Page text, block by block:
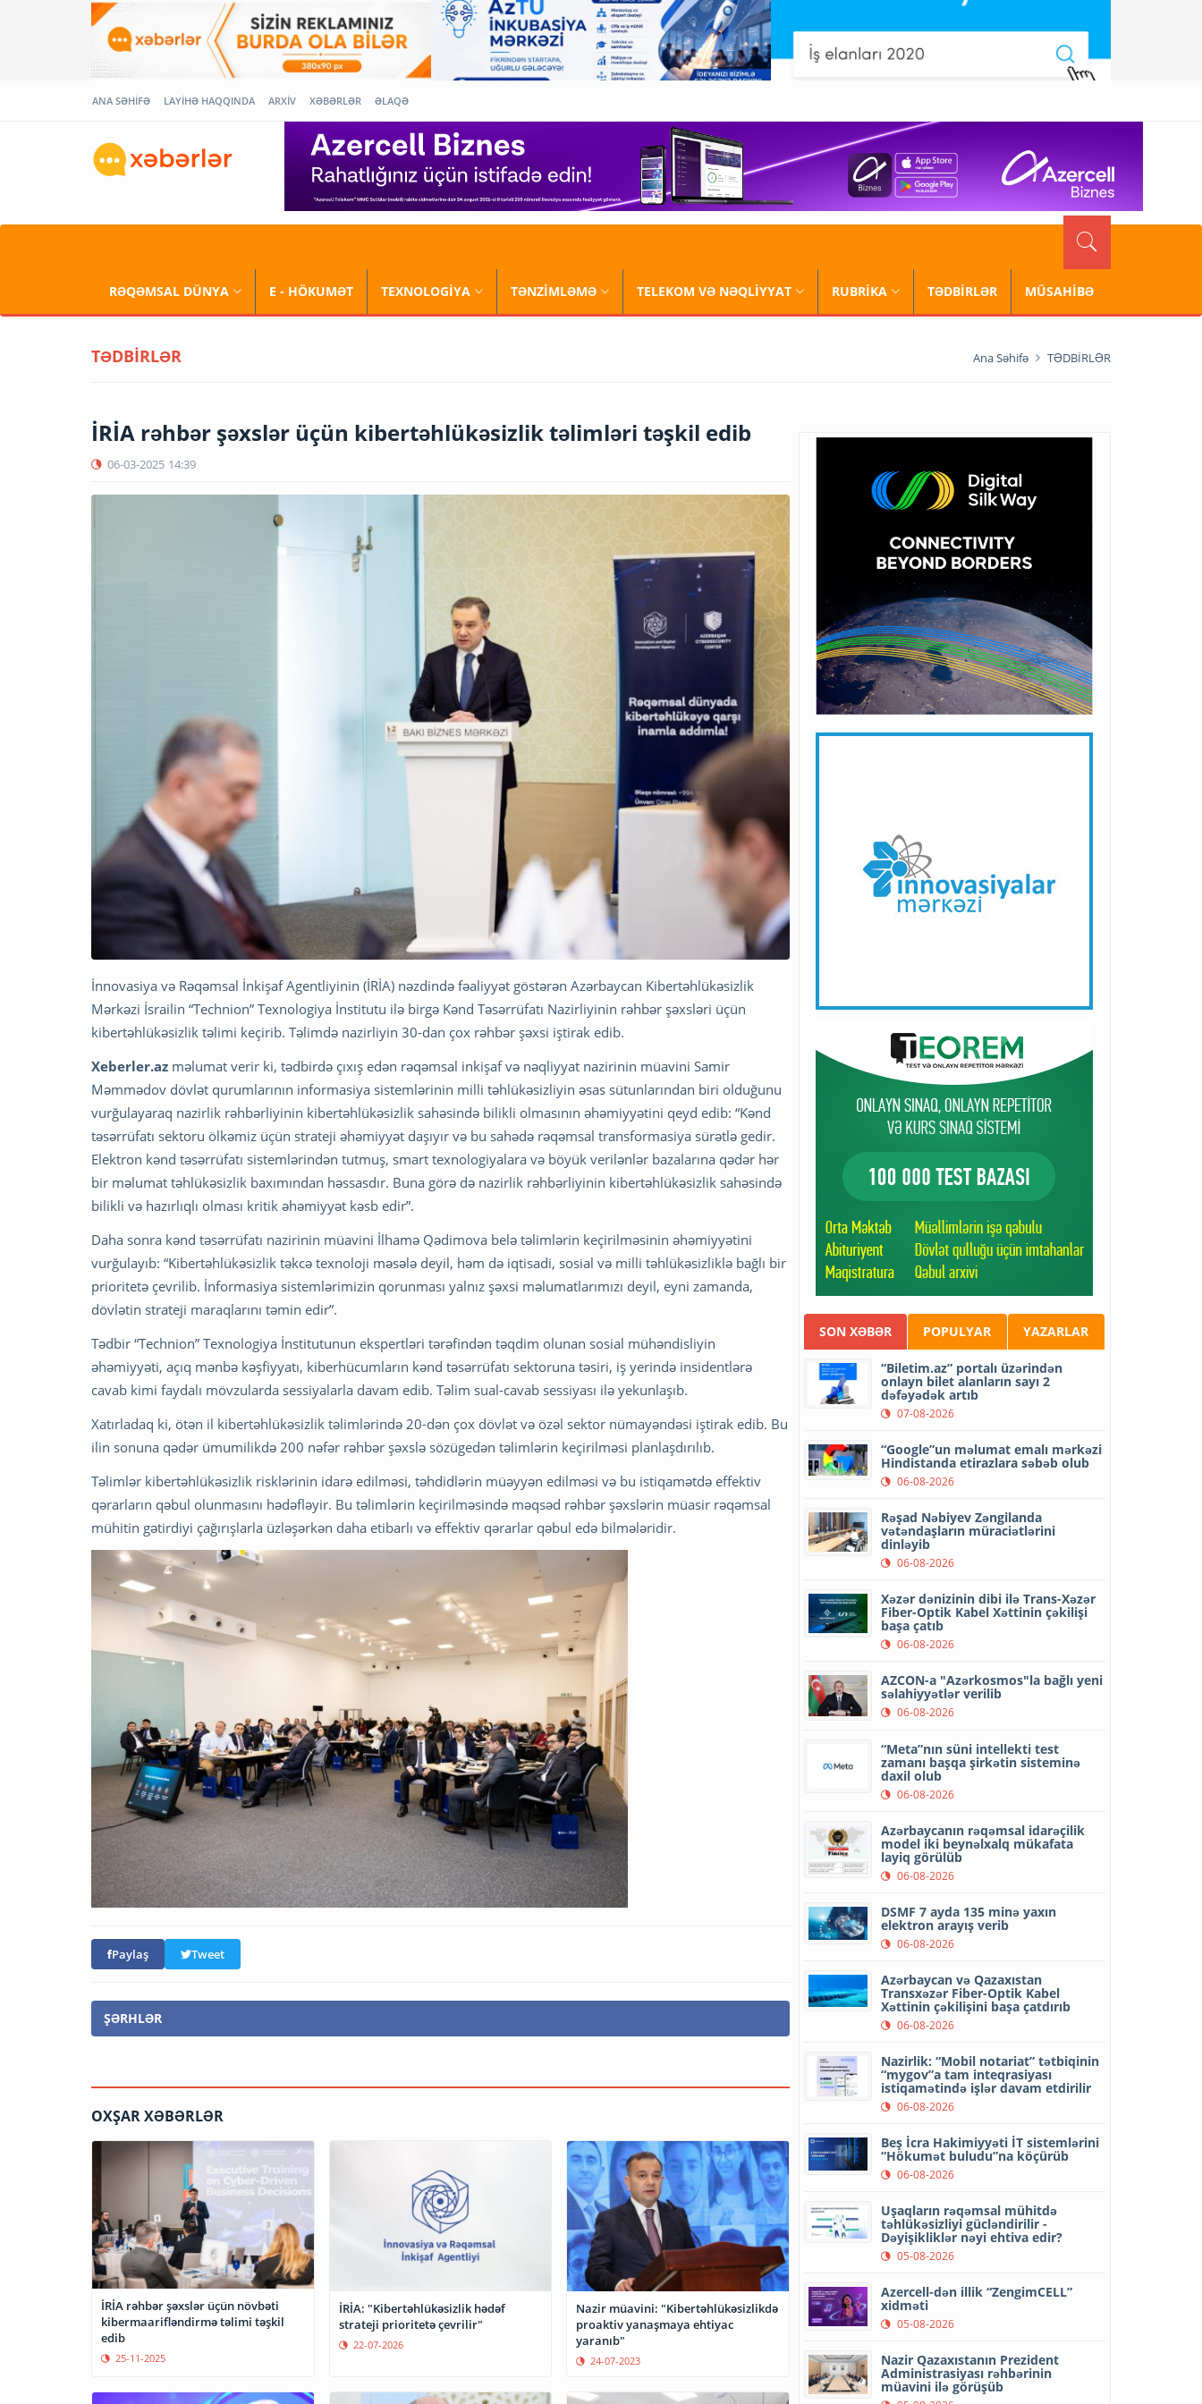
ANA SƏHİFƏ LAYİHƏ HAQQINDA ARXİV XƏBƏRLƏR ƏLAQƏ
RƏQƏMSAL DÜNYA E - HÖKUMƏT TEXNOLOGİYA TƏNZİMLƏMƏ TELEKOM VƏ NƏQLİYYAT RUBRİKA TƏDBİRLƏR MÜSAHİBƏ
TƏDBİRLƏR Ana Səhifə TƏDBİRLƏR
İRİA rəhbər şəxslər üçün kibertəhlükəsizlik təlimləri təşkil edib
06-03-2025 14:39
İnnovasiya və Rəqəmsal İnkişaf Agentliyinin (İRİA) nəzdində fəaliyyət göstərən Azərbaycan Kibertəhlükəsizlik
Mərkəzi İsrailin “Technion” Texnologiya İnstitutu ilə birgə Kənd Təsərrüfatı Nazirliyinin rəhbər şəxsləri üçün
kibertəhlükəsizlik təlimi keçirib. Təlimdə nazirliyin 30-dan çox rəhbər şəxsi iştirak edib.
Xeberler.az məlumat verir ki, tədbirdə çıxış edən rəqəmsal inkişaf və nəqliyyat nazirinin müavini Samir
Məmmədov dövlət qurumlarının informasiya sistemlərinin milli təhlükəsizliyin əsas sütunlarından biri olduğunu
vurğulayaraq nazirlik rəhbərliyinin kibertəhlükəsizlik sahəsində bilikli olmasının əhəmiyyətini qeyd edib: “Kənd
təsərrüfatı sektoru ölkəmiz üçün strateji əhəmiyyət daşıyır və bu sahədə rəqəmsal transformasiya sürətlə gedir.
Elektron kənd təsərrüfatı sistemlərindən tutmuş, smart texnologiyalara və böyük verilənlər bazalarına qədər hər
bir məlumat təhlükəsizlik baxımından həssasdır. Buna görə də nazirlik rəhbərliyinin kibertəhlükəsizlik sahəsində
bilikli və hazırlıqlı olması kritik əhəmiyyət kəsb edir”.
Daha sonra kənd təsərrüfatı nazirinin müavini İlhamə Qədimova belə təlimlərin keçirilməsinin əhəmiyyətini
vurğulayıb: “Kibertəhlükəsizlik təkcə texnoloji məsələ deyil, həm də iqtisadi, sosial və milli təhlükəsizliklə bağlı bir
prioritetə çevrilib. İnformasiya sistemlərimizin qorunması yalnız şəxsi məlumatlarımızı deyil, eyni zamanda,
dövlətin strateji maraqlarını təmin edir”.
Tədbir “Technion” Texnologiya İnstitutunun ekspertləri tərəfindən təqdim olunan sosial mühəndisliyin
əhəmiyyəti, açıq mənbə kəşfiyyatı, kiberhücumların kənd təsərrüfatı sektoruna təsiri, iş yerində insidentlərə
cavab kimi faydalı mövzularda sessiyalarla davam edib. Təlim sual-cavab sessiyası ilə yekunlaşıb.
Xatırladaq ki, ötən il kibertəhlükəsizlik təlimlərində 20-dən çox dövlət və özəl sektor nümayəndəsi iştirak edib. Bu
ilin sonuna qədər ümumilikdə 200 nəfər rəhbər şəxslə sözügedən təlimlərin keçirilməsi planlaşdırılıb.
Təlimlər kibertəhlükəsizlik risklərinin idarə edilməsi, təhdidlərin müəyyən edilməsi və bu istiqamətdə effektiv
qərarların qəbul olunmasını hədəfləyir. Bu təlimlərin keçirilməsində məqsəd rəhbər şəxslərin müasir rəqəmsal
mühitin gətirdiyi çağırışlarla üzləşərkən daha etibarlı və effektiv qərarlar qəbul edə bilmələridir.
Paylaş Tweet
ŞƏRHLƏR
OXŞAR XƏBƏRLƏR
İRİA rəhbər şəxslər üçün növbəti
kibermaarifləndirmə təlimi təşkil
edib
25-11-2025
İRİA: "Kibertəhlükəsizlik hədəf
strateji prioritetə çevrilir"
22-07-2026
Nazir müavini: "Kibertəhlükəsizlikdə
proaktiv yanaşmaya ehtiyac
yaranıb"
24-07-2023
SON XƏBƏR POPULYAR YAZARLAR
“Biletim.az” portalı üzərindən
onlayn bilet alanların sayı 2
dəfəyədək artıb
07-08-2026
“Google”un məlumat emalı mərkəzi
Hindistanda etirazlara səbəb olub
06-08-2026
Rəşad Nəbiyev Zəngilanda
vətəndaşların müraciətlərini
dinləyib
06-08-2026
Xəzər dənizinin dibi ilə Trans-Xəzər
Fiber-Optik Kabel Xəttinin çəkilişi
başa çatıb
06-08-2026
AZCON-a "Azərkosmos"la bağlı yeni
səlahiyyətlər verilib
06-08-2026
“Meta”nın süni intellekti test
zamanı başqa şirkətin sisteminə
daxil olub
06-08-2026
Azərbaycanın rəqəmsal idarəçilik
model iki beynəlxalq mükafata
layiq görülüb
06-08-2026
DSMF 7 ayda 135 minə yaxın
elektron arayış verib
06-08-2026
Azərbaycan və Qazaxıstan
Transxəzər Fiber-Optik Kabel
Xəttinin çəkilişini başa çatdırıb
06-08-2026
Nazirlik: “Mobil notariat” tətbiqinin
“mygov”a tam inteqrasiyası
istiqamətində işlər davam etdirilir
06-08-2026
Beş İcra Hakimiyyəti İT sistemlərini
“Hökumət buludu”na köçürüb
06-08-2026
Uşaqların rəqəmsal mühitdə
təhlükəsizliyi gücləndirilir -
Dəyişikliklər nəyi ehtiva edir?
05-08-2026
Azercell-dən illik “ZengimCELL”
xidməti
05-08-2026
Nazir Qazaxıstanın Prezident
Administrasiyası rəhbərinin
müavini ilə görüşüb